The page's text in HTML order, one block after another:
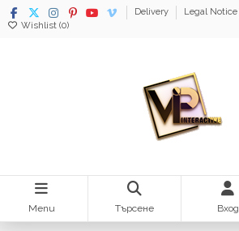
Delivery Legal Notice
Wishlist (0)
Menu Търсене Вход